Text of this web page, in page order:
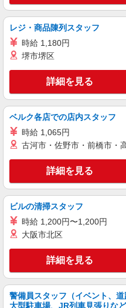
時給1450
大阪府貝
株式会社テクノ・サービス/お仕
時給1400
大阪府
キープ
株式会社テクノ・サービス/お仕
ワイヤーロ
時給1360
大阪府
派遣社員
レジ・商品陳列スタッフ
時給 1,180円
堺市堺区
詳細を見る
ベルク各店での店内スタッフ
時給 1,065円
古河市・佐野市・前橋市・
詳細を見る
ビルの清掃スタッフ
時給 1,200円〜1,200円
大阪市北区
詳細を見る
警備員スタッフ（イベント、道
大型駐車場、JR列車見張りなど